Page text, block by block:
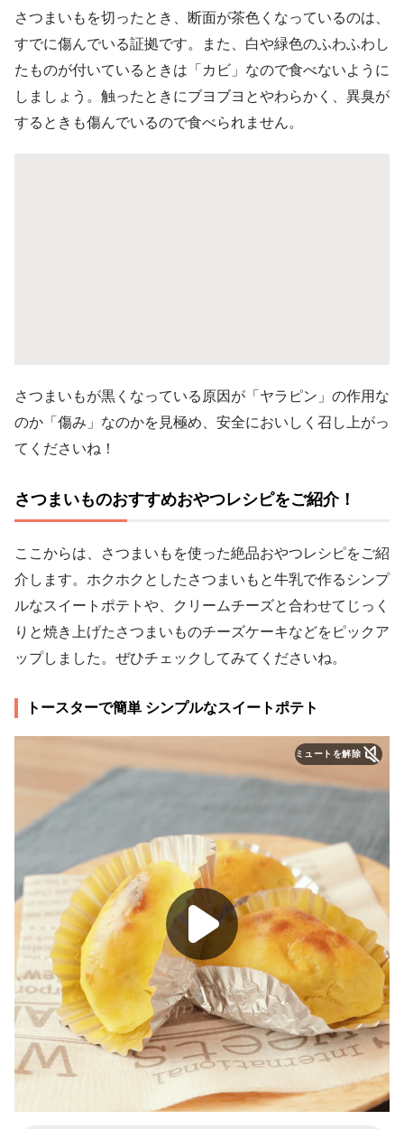
さつまいもを切ったとき、断面が茶色くなっているのは、
すでに傷んでいる証拠です。また、白や緑色のふわふわし
たものが付いているときは「カビ」なので食べないように
しましょう。触ったときにブヨブヨとやわらかく、異臭が
するときも傷んでいるので食べられません。
さつまいもが黒くなっている原因が「ヤラピン」の作用な
のか「傷み」なのかを見極め、安全においしく召し上がっ
てくださいね！
さつまいものおすすめおやつレシピをご紹介！
ここからは、さつまいもを使った絶品おやつレシピをご紹
介します。ホクホクとしたさつまいもと牛乳で作るシンプ
ルなスイートポテトや、クリームチーズと合わせてじっく
りと焼き上げたさつまいものチーズケーキなどをピックア
ップしました。ぜひチェックしてみてくださいね。
トースターで簡単 シンプルなスイートポテト
ミュートを解除